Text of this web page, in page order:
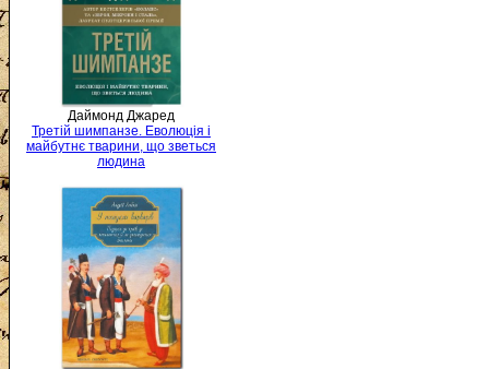
Даймонд Джаред
Третій шимпанзе. Еволюція і
майбутнє тварини, що зветься
людина